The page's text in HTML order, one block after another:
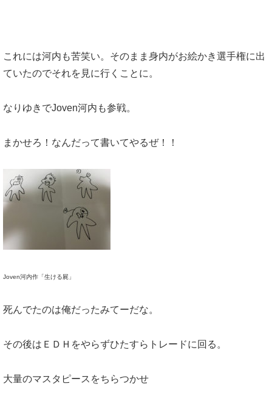
これには河内も苦笑い。そのまま身内がお絵かき選手権に出
ていたのでそれを見に行くことに。
なりゆきでJoven河内も参戦。
まかせろ！なんだって書いてやるぜ！！
Joven河内作「生ける屍」
死んでたのは俺だったみてーだな。
その後はＥＤＨをやらずひたすらトレードに回る。
大量のマスタピースをちらつかせ